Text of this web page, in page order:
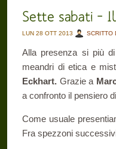
LUN 28 OTT 2013 SCRITTO
Alla presenza si più
meandri di etica e
Eckhart. Grazie a
a confronto il pensiero
Come usuale
Fra spezzoni